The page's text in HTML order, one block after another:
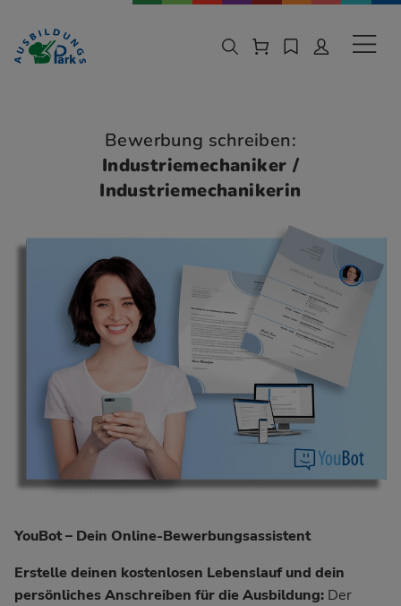
Zur Navigation springen
Zu den Hauptinhalten springen
Bewerbung schreiben:
Industriemechaniker /
Industriemechanikerin
YouBot – Dein Online-Bewerbungsassistent
Erstelle deinen kostenlosen Lebenslauf und dein
persönliches Anschreiben für die Ausbildung: Der